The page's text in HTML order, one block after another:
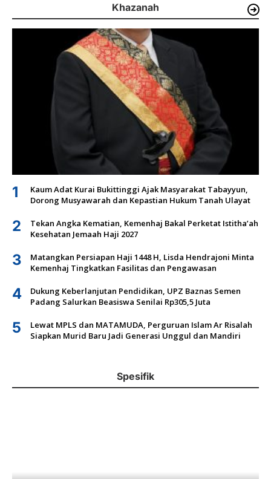
Khazanah
1
Kaum Adat Kurai Bukittinggi Ajak Masyarakat Tabayyun,
Dorong Musyawarah dan Kepastian Hukum Tanah Ulayat
2
Tekan Angka Kematian, Kemenhaj Bakal Perketat Istitha’ah
Kesehatan Jemaah Haji 2027
3
Matangkan Persiapan Haji 1448 H, Lisda Hendrajoni Minta
Kemenhaj Tingkatkan Fasilitas dan Pengawasan
4
Dukung Keberlanjutan Pendidikan, UPZ Baznas Semen
Padang Salurkan Beasiswa Senilai Rp305,5 Juta
5
Lewat MPLS dan MATAMUDA, Perguruan Islam Ar Risalah
Siapkan Murid Baru Jadi Generasi Unggul dan Mandiri
Spesifik